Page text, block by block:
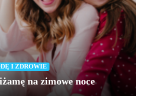
I ZDROWIE
na zimowe noce